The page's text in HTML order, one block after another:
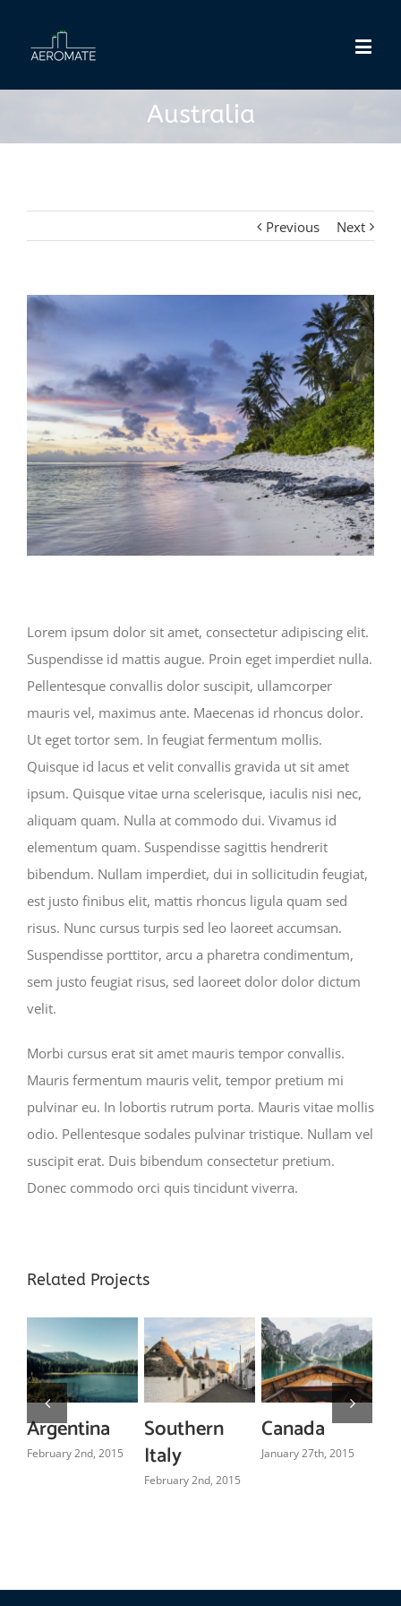
Australia
Previous Next
Lorem ipsum dolor sit amet, consectetur adipiscing elit.
Suspendisse id mattis augue. Proin eget imperdiet nulla.
Pellentesque convallis dolor suscipit, ullamcorper
mauris vel, maximus ante. Maecenas id rhoncus dolor.
Ut eget tortor sem. In feugiat fermentum mollis.
Quisque id lacus et velit convallis gravida ut sit amet
ipsum. Quisque vitae urna scelerisque, iaculis nisi nec,
aliquam quam. Nulla at commodo dui. Vivamus id
elementum quam. Suspendisse sagittis hendrerit
bibendum. Nullam imperdiet, dui in sollicitudin feugiat,
est justo finibus elit, mattis rhoncus ligula quam sed
risus. Nunc cursus turpis sed leo laoreet accumsan.
Suspendisse porttitor, arcu a pharetra condimentum,
sem justo feugiat risus, sed laoreet dolor dolor dictum
velit.
Morbi cursus erat sit amet mauris tempor convallis.
Mauris fermentum mauris velit, tempor pretium mi
pulvinar eu. In lobortis rutrum porta. Mauris vitae mollis
odio. Pellentesque sodales pulvinar tristique. Nullam vel
suscipit erat. Duis bibendum consectetur pretium.
Donec commodo orci quis tincidunt viverra.
Related Projects
Argentina
February 2nd, 2015
Southern
Italy
February 2nd, 2015
Canada
January 27th, 2015